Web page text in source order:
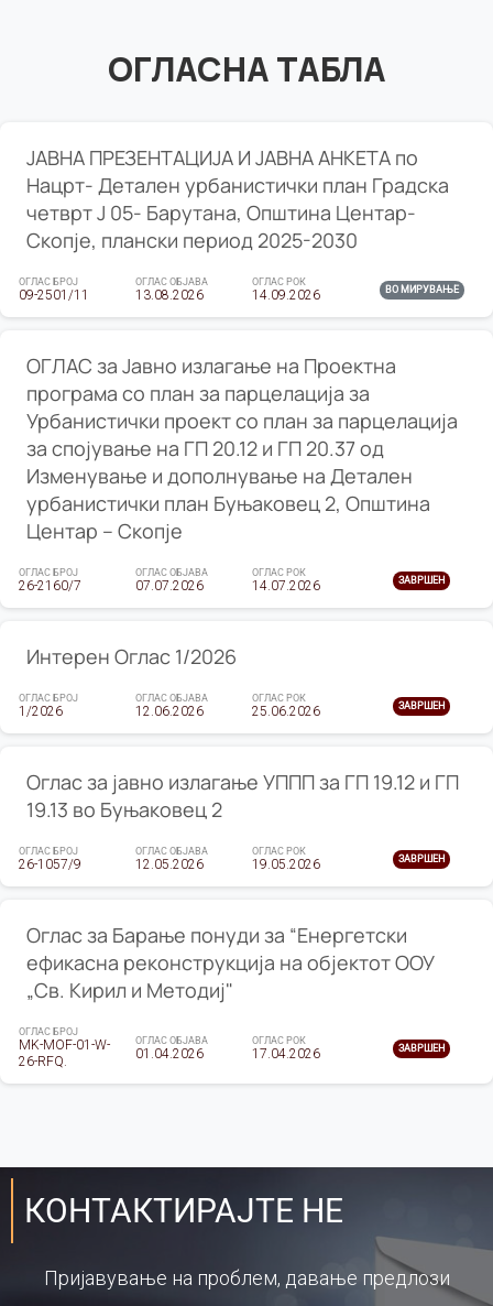
ОГЛАСНА ТАБЛА
ЈАВНА ПРЕЗЕНТАЦИЈА И ЈАВНА АНКЕТА по
Нацрт- Детален урбанистички план Градска
четврт Ј 05- Барутана, Општина Центар-
Скопје, плански период 2025-2030
ОГЛАС БРОЈ
09-2501/11
ОГЛАС ОБЈАВА
13.08.2026
ОГЛАС РОК
14.09.2026 ВО МИРУВАЊЕ
ОГЛАС за Јавно излагање на Проектна
програма со план за парцелација за
Урбанистички проект со план за парцелација
за спојување на ГП 20.12 и ГП 20.37 од
Изменување и дополнување на Детален
урбанистички план Буњаковец 2, Општина
Центар – Скопје
ОГЛАС БРОЈ
26-2160/7
ОГЛАС ОБЈАВА
07.07.2026
ОГЛАС РОК
14.07.2026 ЗАВРШЕН
Интерен Оглас 1/2026
ОГЛАС БРОЈ
1/2026
ОГЛАС ОБЈАВА
12.06.2026
ОГЛАС РОК
25.06.2026 ЗАВРШЕН
Оглас за јавно излагање УППП за ГП 19.12 и ГП
19.13 во Буњаковец 2
ОГЛАС БРОЈ
26-1057/9
ОГЛАС ОБЈАВА
12.05.2026
ОГЛАС РОК
19.05.2026 ЗАВРШЕН
Оглас за Барање понуди за “Енергетски
ефикасна реконструкција на објектот ООУ
„Св. Кирил и Методиј"
ОГЛАС БРОЈ
MK-MOF-01-W-
26-RFQ.
ОГЛАС ОБЈАВА
01.04.2026
ОГЛАС РОК
17.04.2026 ЗАВРШЕН
КОНТАКТИРАЈТЕ НЕ
Пријавување на проблем, давање предлози